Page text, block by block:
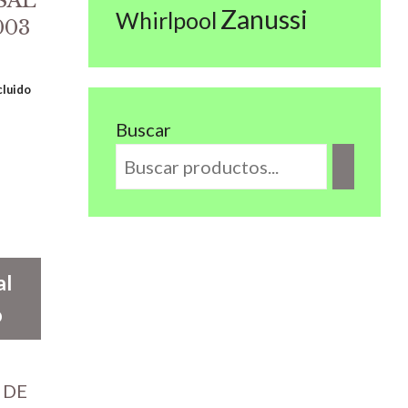
Whirlpool Zanussi
Buscar